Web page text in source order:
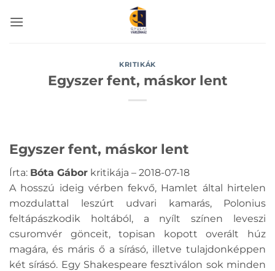
KRITIKÁK
Egyszer fent, máskor lent
Egyszer fent, máskor lent
Írta: Bóta Gábor kritikája – 2018-07-18
A hosszú ideig vérben fekvő, Hamlet által hirtelen
mozdulattal leszúrt udvari kamarás, Polonius
feltápászkodik holtából, a nyílt színen leveszi
csuromvér gönceit, topisan kopott overált húz
magára, és máris ő a sírásó, illetve tulajdonképpen
két sírásó. Egy Shakespeare fesztiválon sok minden